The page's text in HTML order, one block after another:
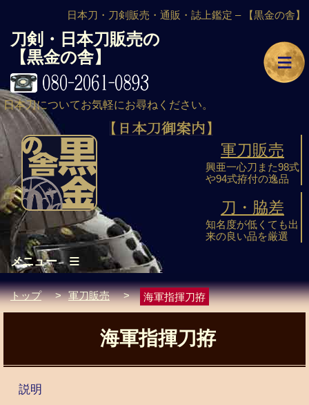
≡
日本刀・刀剣販売・通販・誌上鑑定 – 【黒金の舎】
刀剣・日本刀販売の
【黒金の舎】
日本刀についてお気軽にお尋ねください。
軍刀販売
興亜一心刀また98式
や94式拵付の逸品
刀・脇差
知名度が低くても出
来の良い品を厳選
メニュー≡
トップ > 軍刀販売 > 海軍指揮刀拵
海軍指揮刀拵
説明